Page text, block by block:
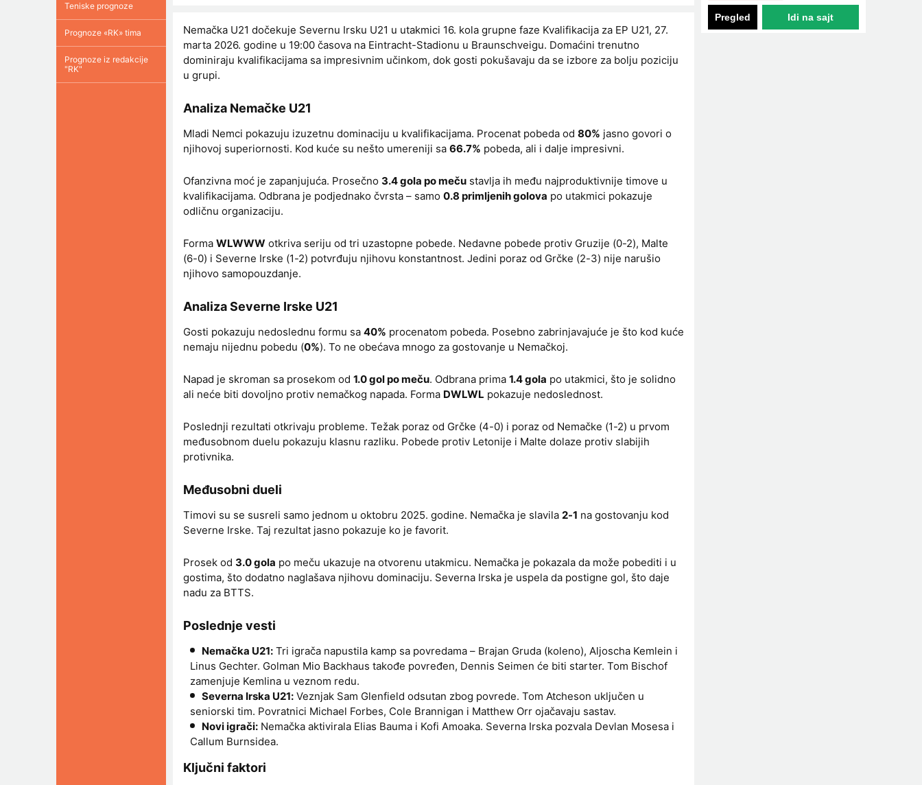
Nemačka U21 dočekuje Severnu Irsku U21 u utakmici 16. kola grupne faze Kvalifikacija za EP U21, 27.
marta 2026. godine u 19:00 časova na Eintracht-Stadionu u Braunschveigu. Domaćini trenutno
dominiraju kvalifikacijama sa impresivnim učinkom, dok gosti pokušavaju da se izbore za bolju poziciju
u grupi.
Analiza Nemačke U21
Mladi Nemci pokazuju izuzetnu dominaciju u kvalifikacijama. Procenat pobeda od 80% jasno govori o
njihovoj superiornosti. Kod kuće su nešto umereniji sa 66.7% pobeda, ali i dalje impresivni.
Ofanzivna moć je zapanjujuća. Prosečno 3.4 gola po meču stavlja ih među najproduktivnije timove u
kvalifikacijama. Odbrana je podjednako čvrsta – samo 0.8 primljenih golova po utakmici pokazuje
odličnu organizaciju.
Forma WLWWW otkriva seriju od tri uzastopne pobede. Nedavne pobede protiv Gruzije (0-2), Malte
(6-0) i Severne Irske (1-2) potvrđuju njihovu konstantnost. Jedini poraz od Grčke (2-3) nije narušio
njihovo samopouzdanje.
Analiza Severne Irske U21
Gosti pokazuju nedoslednu formu sa 40% procenatom pobeda. Posebno zabrinjavajuće je što kod kuće
nemaju nijednu pobedu (0%). To ne obećava mnogo za gostovanje u Nemačkoj.
Napad je skroman sa prosekom od 1.0 gol po meču. Odbrana prima 1.4 gola po utakmici, što je solidno
ali neće biti dovoljno protiv nemačkog napada. Forma DWLWL pokazuje nedoslednost.
Poslednji rezultati otkrivaju probleme. Težak poraz od Grčke (4-0) i poraz od Nemačke (1-2) u prvom
međusobnom duelu pokazuju klasnu razliku. Pobede protiv Letonije i Malte dolaze protiv slabijih
protivnika.
Međusobni dueli
Timovi su se susreli samo jednom u oktobru 2025. godine. Nemačka je slavila 2-1 na gostovanju kod
Severne Irske. Taj rezultat jasno pokazuje ko je favorit.
Prosek od 3.0 gola po meču ukazuje na otvorenu utakmicu. Nemačka je pokazala da može pobediti i u
gostima, što dodatno naglašava njihovu dominaciju. Severna Irska je uspela da postigne gol, što daje
nadu za BTTS.
Poslednje vesti
Nemačka U21: Tri igrača napustila kamp sa povredama – Brajan Gruda (koleno), Aljoscha Kemlein i
Linus Gechter. Golman Mio Backhaus takođe povređen, Dennis Seimen će biti starter. Tom Bischof
zamenjuje Kemlina u veznom redu.
Severna Irska U21: Veznjak Sam Glenfield odsutan zbog povrede. Tom Atcheson uključen u
seniorski tim. Povratnici Michael Forbes, Cole Brannigan i Matthew Orr ojačavaju sastav.
Novi igrači: Nemačka aktivirala Elias Bauma i Kofi Amoaka. Severna Irska pozvala Devlan Mosesa i
Callum Burnsidea.
Ključni faktori
Teniske prognoze
Prognoze «RK» tima
Prognoze iz redakcije
"RK"
Pregled Idi na sajt